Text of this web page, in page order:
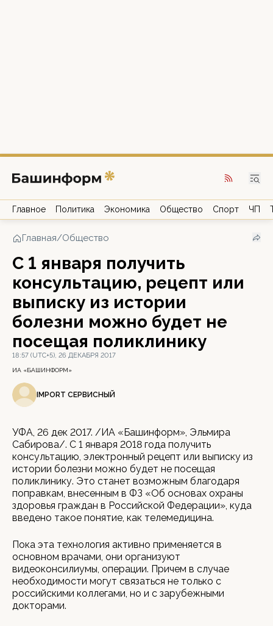
Главное Политика Экономика Общество Спорт ЧП
Главная/Общество
С 1 января получить
консультацию, рецепт или
выписку из истории
болезни можно будет не
посещая поликлинику
18:57 (UTC+5), 26 ДЕКАБРЯ 2017
ИА «БАШИНФОРМ»
IMPORT СЕРВИСНЫЙ
УФА, 26 дек 2017. /ИА «Башинформ», Эльмира
Сабирова/. С 1 января 2018 года получить
консультацию, электронный рецепт или выписку из
истории болезни можно будет не посещая
поликлинику. Это станет возможным благодаря
поправкам, внесенным в ФЗ «Об основах охраны
здоровья граждан в Российской Федерации», куда
введено такое понятие, как телемедицина.
Пока эта технология активно применяется в
основном врачами, они организуют
видеоконсилиумы, операции. Причем в случае
необходимости могут связаться не только с
российскими коллегами, но и с зарубежными
докторами.